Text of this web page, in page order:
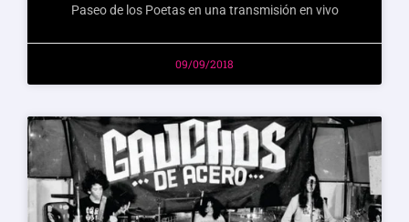
Paseo de los Poetas en una transmisión en vivo
09/09/2018